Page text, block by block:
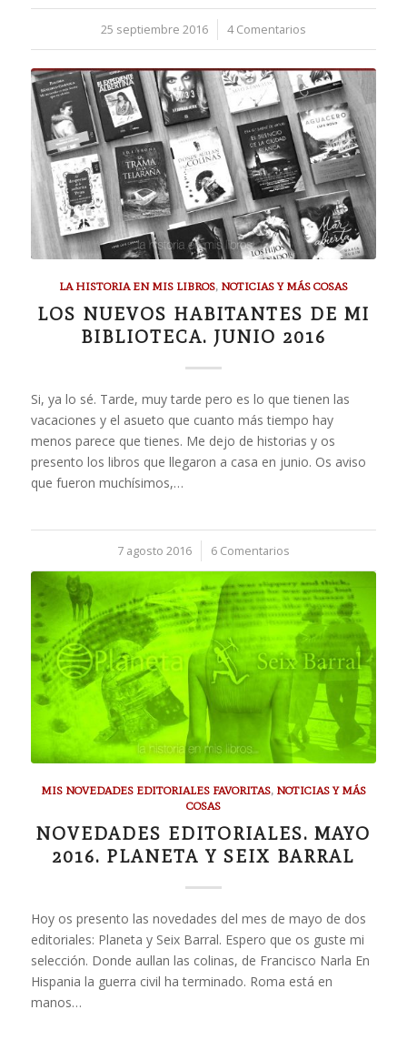
25 septiembre 2016
/ 4 Comentarios
LA HISTORIA EN MIS LIBROS, NOTICIAS Y MÁS COSAS
LOS NUEVOS HABITANTES DE MI
BIBLIOTECA. JUNIO 2016
Si, ya lo sé. Tarde, muy tarde pero es lo que tienen las
vacaciones y el asueto que cuanto más tiempo hay
menos parece que tienes. Me dejo de historias y os
presento los libros que llegaron a casa en junio. Os aviso
que fueron muchísimos,…
7 agosto 2016
/ 6 Comentarios
MIS NOVEDADES EDITORIALES FAVORITAS, NOTICIAS Y MÁS
COSAS
NOVEDADES EDITORIALES. MAYO
2016. PLANETA Y SEIX BARRAL
Hoy os presento las novedades del mes de mayo de dos
editoriales: Planeta y Seix Barral. Espero que os guste mi
selección. Donde aullan las colinas, de Francisco Narla En
Hispania la guerra civil ha terminado. Roma está en
manos…